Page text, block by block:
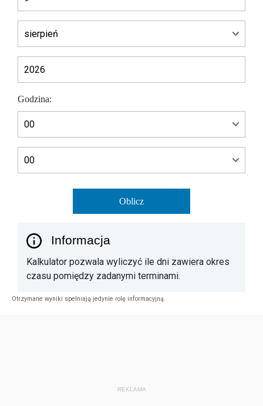
Godzina:
Oblicz
Informacja
Kalkulator pozwala wyliczyć ile dni zawiera okres
czasu pomiędzy zadanymi terminami.
Otrzymane wyniki spełniają jedynie rolę informacyjną.
REKLAMA